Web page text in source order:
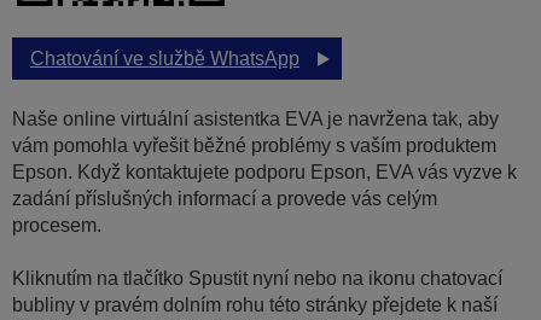
Chatování ve službě WhatsApp
Naše online virtuální asistentka EVA je navržena tak, aby
vám pomohla vyřešit běžné problémy s vaším produktem
Epson. Když kontaktujete podporu Epson, EVA vás vyzve k
zadání příslušných informací a provede vás celým
procesem.
Kliknutím na tlačítko Spustit nyní nebo na ikonu chatovací
bubliny v pravém dolním rohu této stránky přejdete k naší